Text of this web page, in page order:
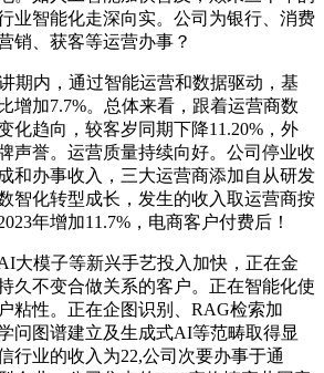
业智能化走深向实。公司为银行、消费
销、获客等运营办事？
内，通过智能运营和数据驱动，基
增加7.7%。总体来看，跟着运营商数
化趋向，较客岁同期下降11.20%，外
声誉。运营质量持续向好。公司停业收
和办事收入，三大运营商添加自从研发
智化转型成长，发生的收入取运营商按
年增加11.7%，电商客户付费后！
模子等新兴手艺投入加快，正在金
久不变合做关系的客户。正在智能化使
粘性。正在企图识别、RAG检索加
问图谱建立及生成式AI等范畴取得显
行业的收入为22,公司次要办事于通